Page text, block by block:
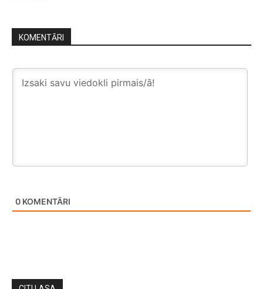
KOMENTĀRI
0 KOMENTĀRI